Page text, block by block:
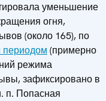
уменьшение
огня,
(около 165), по
(примерно
режима
зафиксировано в
п. Попасная